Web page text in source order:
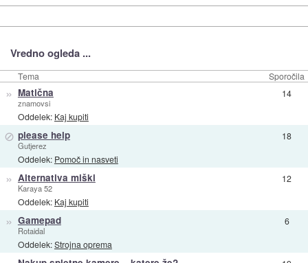
Vredno ogleda ...
Tema Sporočila
» Matična
znamovsi
Oddelek: Kaj kupiti
14
⊘ please help
Gutjerez
Oddelek: Pomoč in nasveti
18
» Alternativa miški
Karaya 52
Oddelek: Kaj kupiti
12
» Gamepad
Rotaidal
Oddelek:Strojna oprema
6